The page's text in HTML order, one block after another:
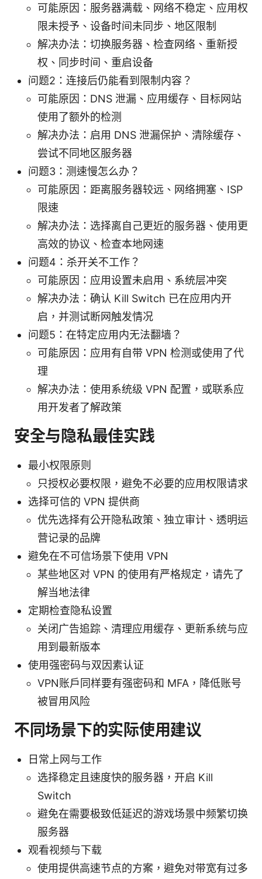
可能原因：服务器满载、网络不稳定、应用权
限未授予、设备时间未同步、地区限制
解决办法：切换服务器、检查网络、重新授
权、同步时间、重启设备
问题2：连接后仍能看到限制内容？
可能原因：DNS 泄漏、应用缓存、目标网站
使用了额外的检测
解决办法：启用 DNS 泄漏保护、清除缓存、
尝试不同地区服务器
问题3：测速慢怎么办？
可能原因：距离服务器较远、网络拥塞、ISP
限速
解决办法：选择离自己更近的服务器、使用更
高效的协议、检查本地网速
问题4：杀开关不工作？
可能原因：应用设置未启用、系统层冲突
解决办法：确认 Kill Switch 已在应用内开
启，并测试断网触发情况
问题5：在特定应用内无法翻墙？
可能原因：应用有自带 VPN 检测或使用了代
理
解决办法：使用系统级 VPN 配置，或联系应
用开发者了解政策
安全与隐私最佳实践
最小权限原则
只授权必要权限，避免不必要的应用权限请求
选择可信的 VPN 提供商
优先选择有公开隐私政策、独立审计、透明运
营记录的品牌
避免在不可信场景下使用 VPN
某些地区对 VPN 的使用有严格规定，请先了
解当地法律
定期检查隐私设置
关闭广告追踪、清理应用缓存、更新系统与应
用到最新版本
使用强密码与双因素认证
VPN账户同样要有强密码和 MFA，降低账号
被冒用风险
不同场景下的实际使用建议
日常上网与工作
选择稳定且速度快的服务器，开启 Kill
Switch
避免在需要极致低延迟的游戏场景中频繁切换
服务器
观看视频与下载
使用提供高速节点的方案，避免对带宽有过多